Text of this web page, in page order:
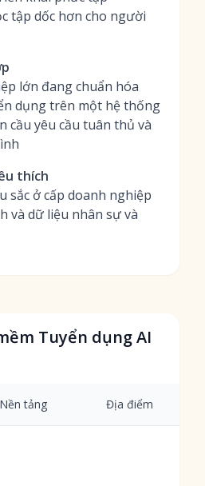
tập dốc hơn cho người
lớn đang chuẩn hóa
dụng trên một hệ thống
cầu yêu cầu tuân thủ và
thích
sắc ở cấp doanh nghiệp
và dữ liệu nhân sự và
Tuyển dụng AI
Nền tảng Địa điểm